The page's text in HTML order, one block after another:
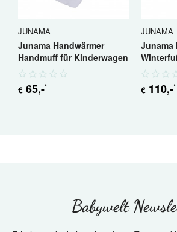
JUNAMA
Junama Handwärmer
Handmuff für Kinderwagen
€ 65,-*
JUNAMA
Junama
€ 110,-*
Babywelt